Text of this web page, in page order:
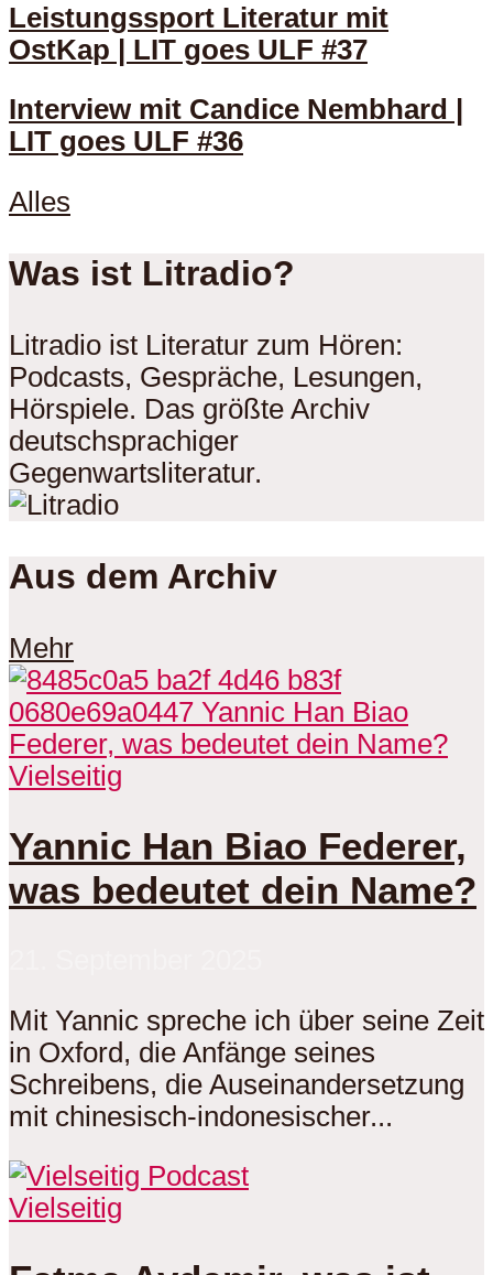
Leistungssport Literatur mit
OstKap | LIT goes ULF #37
Interview mit Candice Nembhard |
LIT goes ULF #36
Alles
Was ist Litradio?
Litradio ist Literatur zum Hören:
Podcasts, Gespräche, Lesungen,
Hörspiele. Das größte Archiv
deutschsprachiger
Gegenwartsliteratur.
Aus dem Archiv
Mehr
Vielseitig
Yannic Han Biao Federer,
was bedeutet dein Name?
Mit Yannic spreche ich über seine Zeit
in Oxford, die Anfänge seines
Schreibens, die Auseinandersetzung
mit chinesisch-indonesischer...
Vielseitig